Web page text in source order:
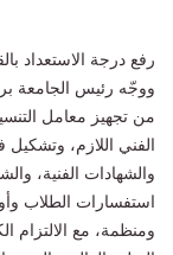
رفع درجة الاستعداد
ووجّه رئيس الجامعة
من تجهيز معامل
الفني اللازم،
والشهادات الفنية،
استفسارات الطلاب
ومنظمة، مع الالتزام